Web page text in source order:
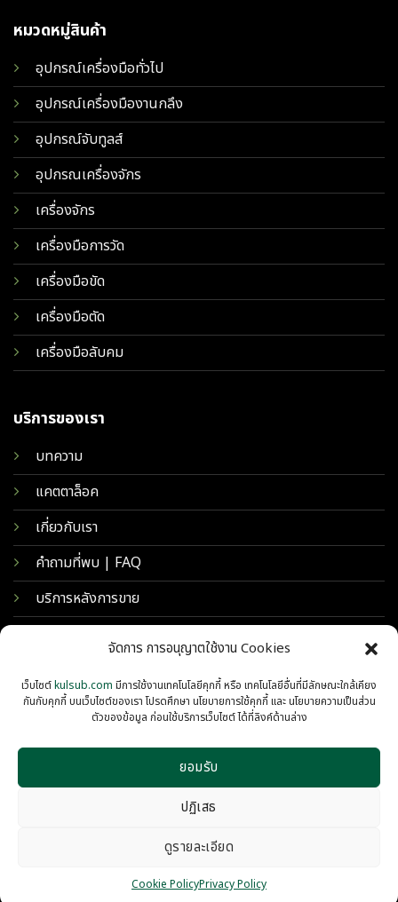
จัดการ การอนุญาตใช้งาน Cookies
เว็บไซต์kulsub.com มีการใช้งานเทคโนโลยีคุกกี้ หรือ เทคโนโลยีอื่นที่มีลักษณะใกล้เคียง
กันกับคุกกี้ บนเว็บไซต์ของเรา โปรดศึกษา นโยบายการใช้คุกกี้ และ นโยบายความเป็นส่วน
ตัวของข้อมูล ก่อนใช้บริการเว็บไซต์ ได้ที่ลิงค์ด้านล่าง
ยอมรับ
ปฏิเสธ
ดูรายละเอียด
Cookie PolicyPrivacy Policy
หมวดหมู่สินค้า
อุปกรณ์เครื่องมือทั่วไป
อุปกรณ์เครื่องมืองานกลึง
อุปกรณ์จับทูลส์
อุปกรณเครื่องจักร
เครื่องจักร
เครื่องมือการวัด
เครื่องมือขัด
เครื่องมือตัด
เครื่องมือลับคม
บริการของเรา
บทความ
แคตตาล็อค
เกี่ยวกับเรา
คำถามที่พบ | FAQ
บริการหลังการขาย
© 2026 KULSUB INTERTRADING
PRIVACY COOKIES